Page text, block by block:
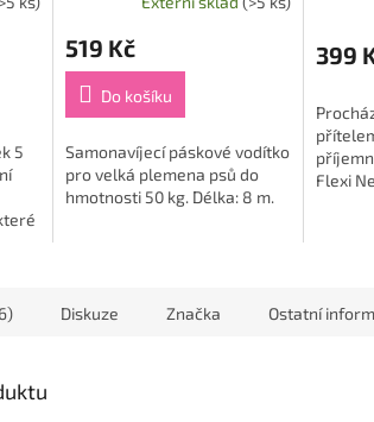
5
519 Kč
Do košíku
Samonavíjecí páskové vodítko
pro velká plemena psů do
hmotnosti 50 kg. Délka: 8 m.
399
Flexi
Diskuze Značka Ostatní